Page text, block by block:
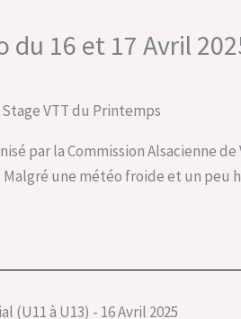
du 16 et 17 Avril
Stage VTT du Printemps
par la Commission Alsacienne
une météo froide et un peu
(U11 à U13) - 16 Avril 2025